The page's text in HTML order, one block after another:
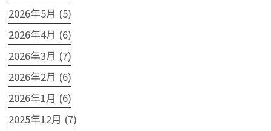
2026年5月 (5)
2026年4月 (6)
2026年3月 (7)
2026年2月 (6)
2026年1月 (6)
2025年12月 (7)